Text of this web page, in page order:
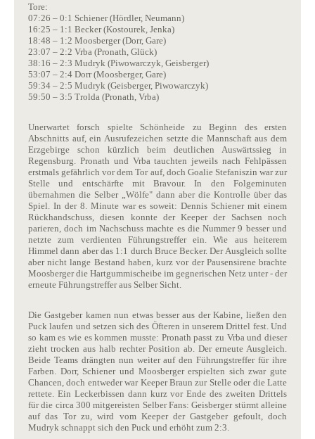
Tore:
07:26 – 0:1 Schiener (Hördler, Neumann)
16:25 – 1:1 Becker (Kostourek, Jenka)
18:48 – 1:2 Moosberger (Dorr, Gare)
23:07 – 2:2 Vrba (Pronath, Glück)
38:16 – 2:3 Mudryk (Piwowarczyk, Geisberger)
53:07 – 2:4 Dorr (Moosberger, Gare)
59:34 – 2:5 Mudryk (Geisberger, Piwowarczyk)
59:50 – 3:5 Trolda (Pronath, Vrba)
Unerwartet forsch spielte Schönheide zu Beginn des ersten
Abschnitts auf, ein Ausrufezeichen setzte die Mannschaft aus dem
Erzgebirge schon kürzlich beim deutlichen Auswärtssieg in
Regensburg. Pronath und Vrba tauchten jeweils nach Fehlpässen
erstmals gefährlich vor dem Tor auf, doch Goalie Stefaniszin war zur
Stelle und entschärfte mit Bravour. In den Folgeminuten
übernahmen die Selber „Wölfe" dann aber die Kontrolle über das
Spiel. In der 8. Minute war es soweit: Dennis Schiener mit einem
Rückhandschuss, diesen konnte der Keeper der Sachsen noch
parieren, doch im Nachschuss machte es die Nummer 9 besser und
netzte zum verdienten Führungstreffer ein. Wie aus heiterem
Himmel dann aber das 1:1 durch Bruce Becker. Der Ausgleich sollte
aber nicht lange Bestand haben, kurz vor der Pausensirene brachte
Moosberger die Hartgummischeibe im gegnerischen Netz unter - der
erneute Führungstreffer aus Selber Sicht.
Die Gastgeber kamen nun etwas besser aus der Kabine, ließen den
Puck laufen und setzen sich des Öfteren in unserem Drittel fest. Und
so kam es wie es kommen musste: Pronath passt zu Vrba und dieser
zieht trocken aus halb rechter Position ab. Der erneute Ausgleich.
Beide Teams drängten nun weiter auf den Führungstreffer für ihre
Farben. Dorr, Schiener und Moosberger erspielten sich zwar gute
Chancen, doch entweder war Keeper Braun zur Stelle oder die Latte
rettete. Ein Leckerbissen dann kurz vor Ende des zweiten Drittels
für die circa 300 mitgereisten Selber Fans: Geisberger stürmt alleine
auf das Tor zu, wird vom Keeper der Gastgeber gefoult, doch
Mudryk schnappt sich den Puck und erhöht zum 2:3.